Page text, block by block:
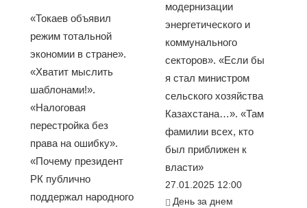
«Токаев объявил
режим тотальной
экономии в стране».
«Хватит мыслить
шаблонами!».
«Налоговая
перестройка без
права на ошибку».
«Почему президент
РК публично
поддержал народного
модернизации
энергетического и
коммунального
секторов». «Если бы
я стал министром
сельского хозяйства
Казахстана…». «Там
фамилии всех, кто
был приближен к
власти»
27.01.2025 12:00
День за днем